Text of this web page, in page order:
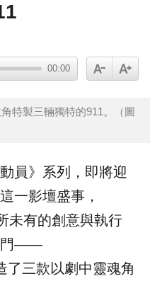
00:00
特製三輛獨特的911。（圖
員》系列，即將迎
一影壇盛事，
未有的創意與執行
門——
了三款以劇中靈魂角